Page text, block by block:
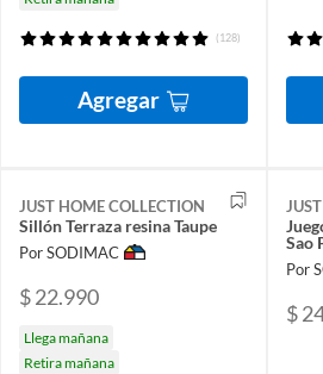
(128)
Agregar
JUST HOME COLLECTION
Sillón Terraza resina Taupe
Por SODIMAC
$ 22.990
Llega mañana
Retira mañana
Sao
Por
$